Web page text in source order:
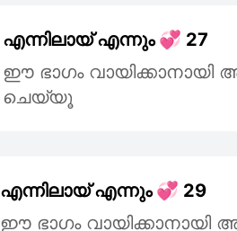
എന്നിലായ് എന്നും 💞 27
ഈ ഭാഗം
ചെയ്യൂ
എന്നിലായ് എന്നും 💞 29
ഈ ഭാഗം